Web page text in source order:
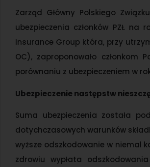
Zarząd Główny Polskiego
ubezpieczenia członków PZŁ na
Insurance Group która, przy
OC), zaproponowało członkom
porównaniu z ubezpieczeniem w
Ubezpieczenie następstw
Suma ubezpieczenia została
dotychczasowych warunków
wyższe odszkodowanie w niemal
zdrowiu wypłata